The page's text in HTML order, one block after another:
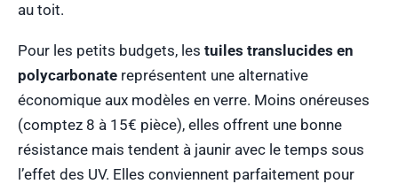
au toit.
Pour les petits budgets, les tuiles translucides en
polycarbonate représentent une alternative
économique aux modèles en verre. Moins onéreuses
(comptez 8 à 15€ pièce), elles offrent une bonne
résistance mais tendent à jaunir avec le temps sous
l’effet des UV. Elles conviennent parfaitement pour